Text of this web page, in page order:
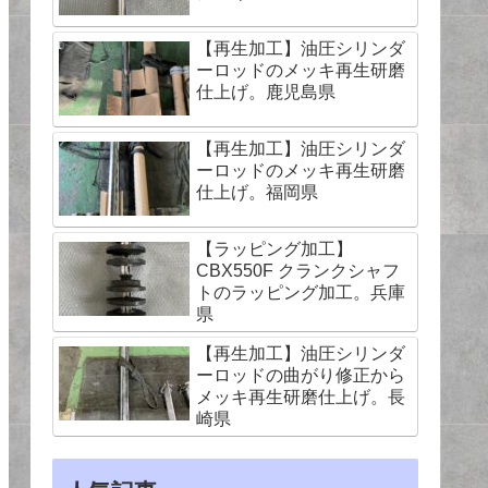
【再生加工】油圧シリンダ
ーロッドのメッキ再生研磨
仕上げ。鹿児島県
【再生加工】油圧シリンダ
ーロッドのメッキ再生研磨
仕上げ。福岡県
【ラッピング加工】
CBX550F クランクシャフ
トのラッピング加工。兵庫
県
【再生加工】油圧シリンダ
ーロッドの曲がり修正から
メッキ再生研磨仕上げ。長
崎県